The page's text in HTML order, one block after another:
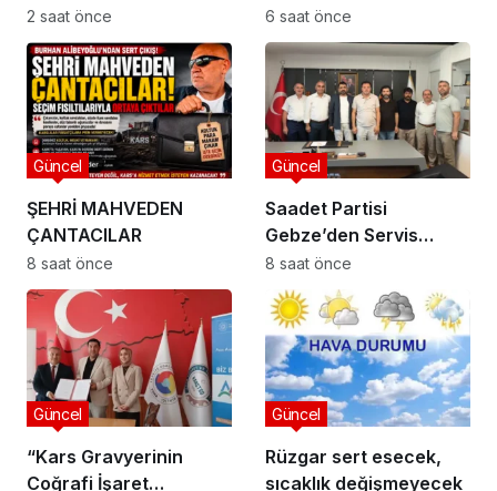
Külliye’de kabul etti
2 saat önce
Kaymakam Özyiğit’e
Ziyaret
6 saat önce
ŞEHRİ MAHVEDEN
ÇANTACILAR
Güncel
8 saat önce
Saadet Partisi
Gebze’den Servis
Esnafına Destek
Ziyareti: “Sektörde
Adalet Sağlanmalı”
Güncel
8 saat önce
“Kars Gravyerinin
Coğrafi İşaret
Güncel
Rüzgar sert esecek,
sıcaklık değişmeyecek
Güncel